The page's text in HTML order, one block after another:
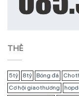
THẺ
5 tỷ 8 tỷ Bóng đá Cho
Cơ hội giao thương